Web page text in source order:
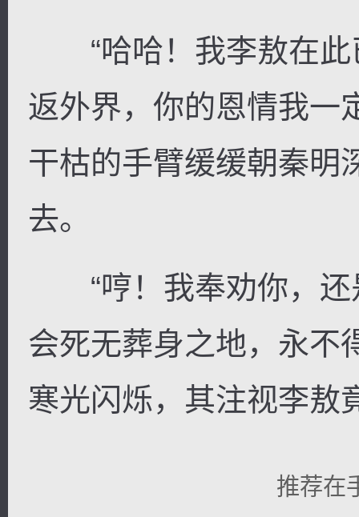
“哈哈！我李敖在此
返外界，你的恩情我一
干枯的手臂缓缓朝秦明
去。
“哼！我奉劝你，还
会死无葬身之地，永不
寒光闪烁，其注视李敖
推荐在